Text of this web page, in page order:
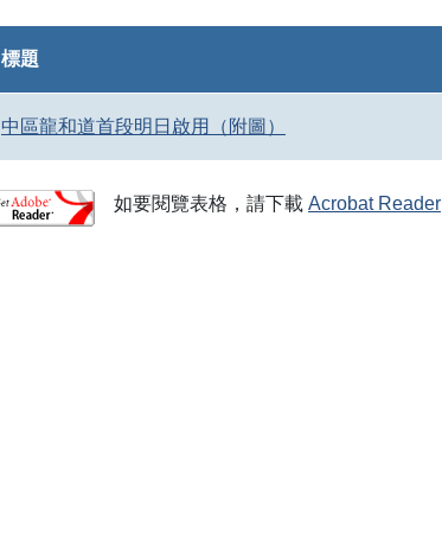
標題
中區龍和道首段明日啟用（附圖）
如要閱覽表格，請下載 Acrobat Reader